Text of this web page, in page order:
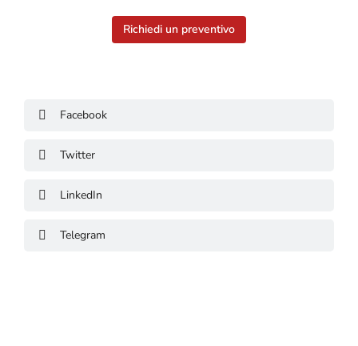
Richiedi un preventivo
Facebook
Twitter
LinkedIn
Telegram